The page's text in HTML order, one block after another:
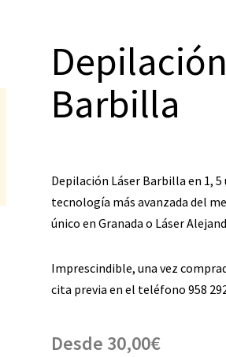
Barbilla
Depilación Láser Barbilla en 1, 5
tecnología más avanzada del
único en Granada o Láser
Imprescindible, una vez
cita previa en el teléfono 958
Desde 30,00€